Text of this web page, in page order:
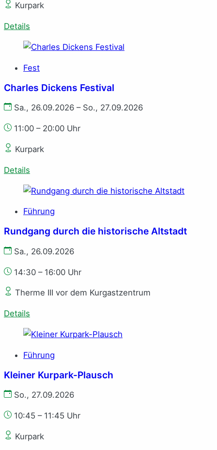
Kurpark
Details
Fest
Charles Dickens Festival
Sa., 26.09.2026 – So., 27.09.2026
11:00 – 20:00 Uhr
Kurpark
Details
Führung
Rundgang durch die historische Altstadt
Sa., 26.09.2026
14:30 – 16:00 Uhr
Therme III vor dem Kurgastzentrum
Details
Führung
Kleiner Kurpark-Plausch
So., 27.09.2026
10:45 – 11:45 Uhr
Kurpark